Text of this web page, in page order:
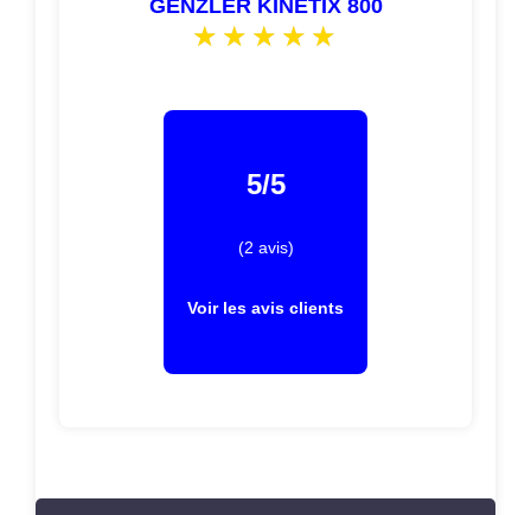
GENZLER KINETIX 800
5/5
(2 avis)
Voir les avis clients